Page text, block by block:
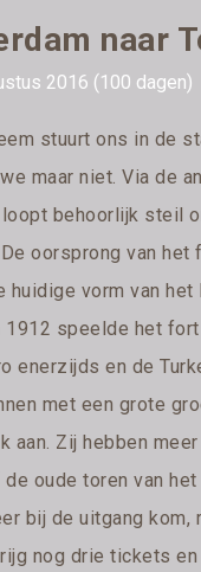
naar
2016 (100 dagen)
stuurt ons in de
maar niet. Via de
behoorlijk steil
oorsprong van het
huidige vorm van
1912 speelde het
enerzijds en de
met een grote
aan. Zij hebben
de oude toren van
bij de uitgang
nog drie tickets